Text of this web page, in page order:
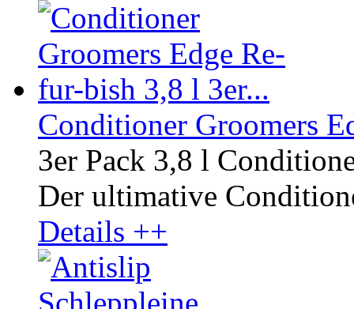
Conditioner Groomers
3er Pack 3,8 l
Der ultimative
Details ++